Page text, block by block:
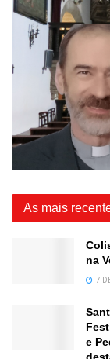
As mais
na
7
e